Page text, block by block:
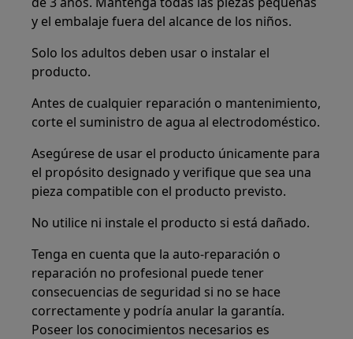
y el embalaje fuera del alcance de los niños.
Solo los adultos deben usar o instalar el
producto.
Antes de cualquier reparación o mantenimiento,
corte el suministro de agua al electrodoméstico.
Asegúrese de usar el producto únicamente para
el propósito designado y verifique que sea una
pieza compatible con el producto previsto.
No utilice ni instale el producto si está dañado.
Tenga en cuenta que la auto-reparación o
reparación no profesional puede tener
consecuencias de seguridad si no se hace
correctamente y podría anular la garantía.
Poseer los conocimientos necesarios es